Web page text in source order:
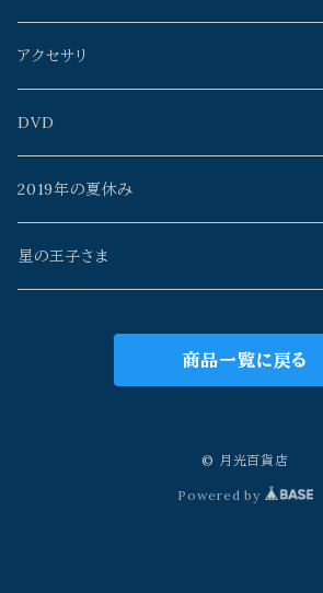
よこやまぺん
イイノチエ
Rosa_Mystica
中村淳次
mato*noji
チヨト
mono clone
meme
森元暢之
ミズタニカエコ
タニザワピーチ
monoclone
よこやまぺん
山本佳世
Rosa_Mystica
久保田昭宏
星野時環
川島朗
Rosa_Mystica
山本佳世
百瀬靖子
黒田武志
アクセサリ
AzulFábrica+spinn
雨花
タニザワピーチ
Old's Gallery
DVD
2019年の夏休み
星の王子さま
商品一覧に戻る
© 月光百貨店
Powered by